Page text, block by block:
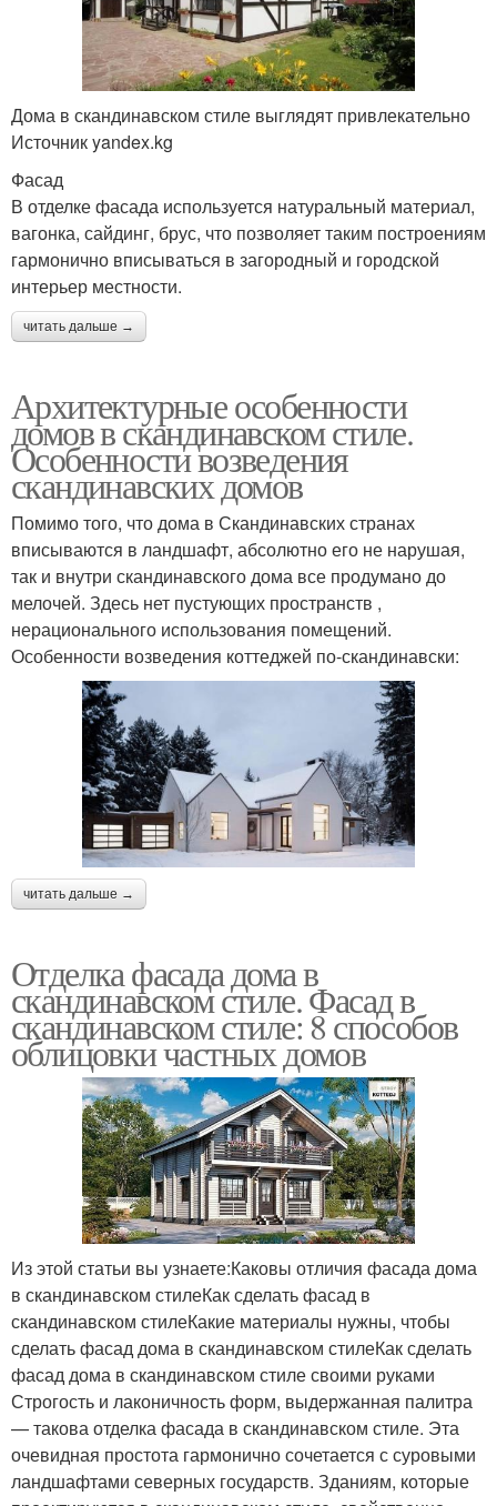
Дома в скандинавском стиле выглядят привлекательно
Источник yandex.kg
Фасад
В отделке фасада используется натуральный материал,
вагонка, сайдинг, брус, что позволяет таким построениям
гармонично вписываться в загородный и городской
интерьер местности.
читать дальше →
Архитектурные особенности
домов в скандинавском стиле.
Особенности возведения
скандинавских домов
Помимо того, что дома в Скандинавских странах
вписываются в ландшафт, абсолютно его не нарушая,
так и внутри скандинавского дома все продумано до
мелочей. Здесь нет пустующих пространств ,
нерационального использования помещений.
Особенности возведения коттеджей по-скандинавски:
читать дальше →
Отделка фасада дома в
скандинавском стиле. Фасад в
скандинавском стиле: 8 способов
облицовки частных домов
Из этой статьи вы узнаете:Каковы отличия фасада дома
в скандинавском стилеКак сделать фасад в
скандинавском стилеКакие материалы нужны, чтобы
сделать фасад дома в скандинавском стилеКак сделать
фасад дома в скандинавском стиле своими руками
Строгость и лаконичность форм, выдержанная палитра
— такова отделка фасада в скандинавском стиле. Эта
очевидная простота гармонично сочетается с суровыми
ландшафтами северных государств. Зданиям, которые